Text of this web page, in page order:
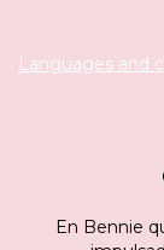
Languages and
En Bennie